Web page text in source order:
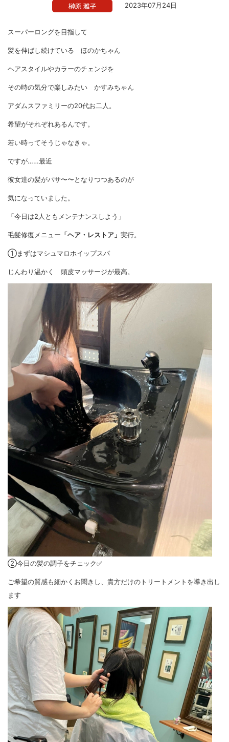
2023年07月24日
スーパーロングを目指して
髪を伸ばし続けている ほのかちゃん
ヘアスタイルやカラーのチェンジを
その時の気分で楽しみたい かすみちゃん
アダムスファミリーの20代お二人。
希望がそれぞれあるんです。
若い時ってそうじゃなきゃ。
ですが……最近
彼女達の髪がパサ〜〜となりつつあるのが
気になっていました。
「今日は2人ともメンテナンスしよう」
毛髪修復メニュー 「ヘア・レストア」 実行。
①まずはマシュマロホイップスパ
じんわり温かく 頭皮マッサージが最高。
②今日の髪の調子をチェック✅
ご希望の質感も細かくお聞きし、貴方だけのトリートメントを導き出し
ます